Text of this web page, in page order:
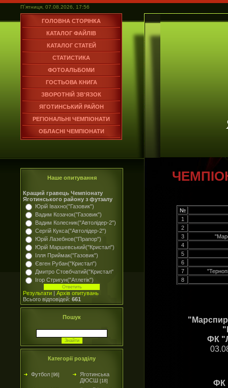
П`ятниця, 07.08.2026, 17:56
ГОЛОВНА СТОРІНКА
КАТАЛОГ ФАЙЛІВ
КАТАЛОГ СТАТЕЙ
СТАТИСТИКА
ФОТОАЛЬБОМИ
ГОСТЬОВА КНИГА
ЗВОРОТНІЙ ЗВ'ЯЗОК
ЯГОТИНСЬКИЙ РАЙОН
РЕГІОНАЛЬНІ ЧЕМПІОНАТИ
ОБЛАСНІ ЧЕМПІОНАТИ
Наше опитування
Кращий гравець Чемпіонату
Яготинського району з футзалу
Юрій Івахно("Газовик")
Вадим Козачок("Газовик")
Вадим Колесник("Автолідер-2")
Сергій Кукса("Автолідер-2")
Юрій Лазебнов("Прапор")
Юрій Маршевський("Кристал")
Ілля Приймак("Газовик")
Євген Рубан("Кристал")
Дмитро Стовбчатий("Кристал"
Ігор Стригун("Атлетік")
Результати | Архів опитувань
Всього відповідей: 661
Пошук
Категорії розділу
Футбол [96]
Яготинська
ДЮСШ [18]
№
1
2
3
4
5
6
7
8
ФК
ФК